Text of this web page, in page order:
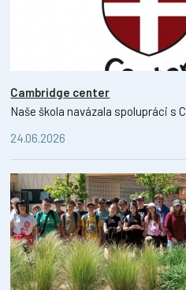
Cambridge center
Naše škola navázala spolupráci s
24.06.2026